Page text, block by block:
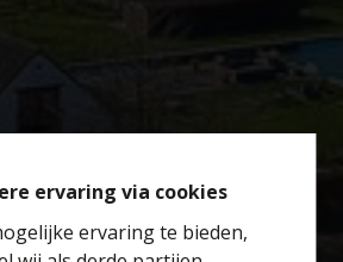
ervaring via cookies
ervaring te bieden,